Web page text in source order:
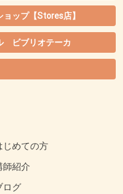
ップ【Stores店】
ビブリオテーカ
じめての方
師紹介
ログ